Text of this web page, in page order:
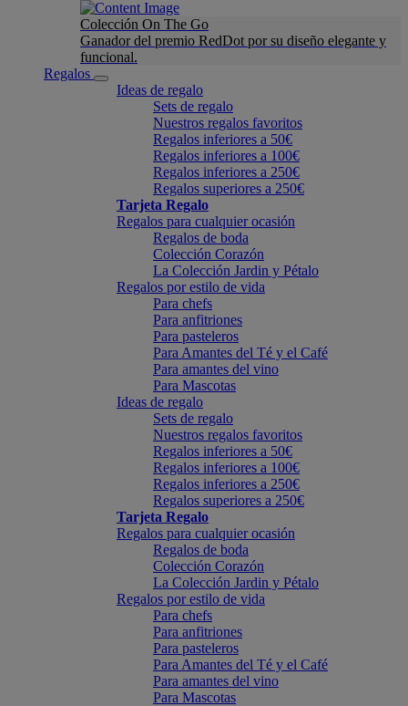
Colección On The Go
Ganador del premio RedDot por su diseño elegante y
funcional.
Regalos
Ideas de regalo
Sets de regalo
Nuestros regalos favoritos
Regalos inferiores a 50€
Regalos inferiores a 100€
Regalos inferiores a 250€
Regalos superiores a 250€
Tarjeta Regalo
Regalos para cualquier ocasión
Regalos de boda
Colección Corazón
La Colección Jardin y Pétalo
Regalos por estilo de vida
Para chefs
Para anfitriones
Para pasteleros
Para Amantes del Té y el Café
Para amantes del vino
Para Mascotas
Ideas de regalo
Sets de regalo
Nuestros regalos favoritos
Regalos inferiores a 50€
Regalos inferiores a 100€
Regalos inferiores a 250€
Regalos superiores a 250€
Tarjeta Regalo
Regalos para cualquier ocasión
Regalos de boda
Colección Corazón
La Colección Jardin y Pétalo
Regalos por estilo de vida
Para chefs
Para anfitriones
Para pasteleros
Para Amantes del Té y el Café
Para amantes del vino
Para Mascotas